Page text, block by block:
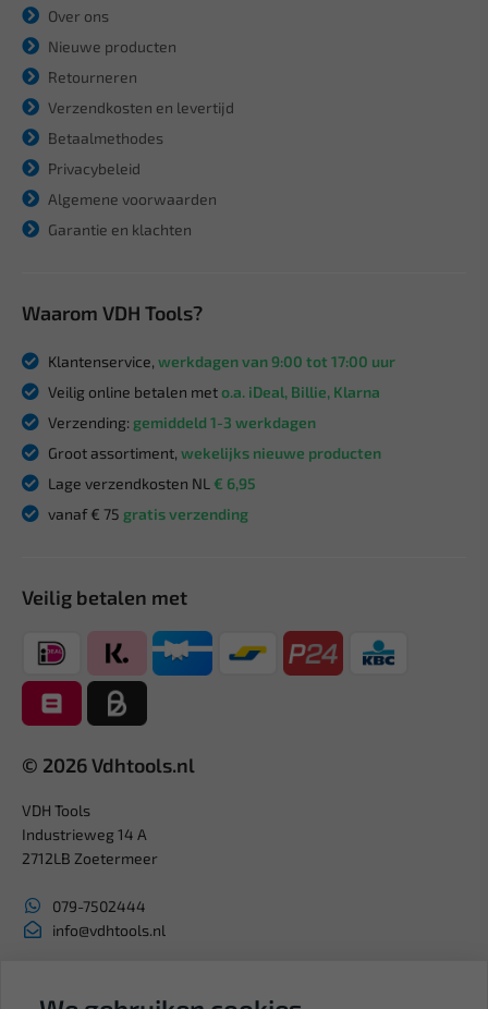
Over ons
Nieuwe producten
Retourneren
Verzendkosten en levertijd
Betaalmethodes
Privacybeleid
Algemene voorwaarden
Garantie en klachten
Waarom VDH Tools?
Klantenservice, werkdagen van 9:00 tot 17:00 uur
Veilig online betalen meto.a. iDeal, Billie, Klarna
Verzending: gemiddeld 1-3 werkdagen
Groot assortiment, wekelijks nieuwe producten
Lage verzendkosten NL € 6,95
vanaf € 75 gratis verzending
Veilig betalen met
© 2026 Vdhtools.nl
VDH Tools
Industrieweg 14 A
2712LB Zoetermeer
079-7502444
info@vdhtools.nl
BTW: NL819958657B01